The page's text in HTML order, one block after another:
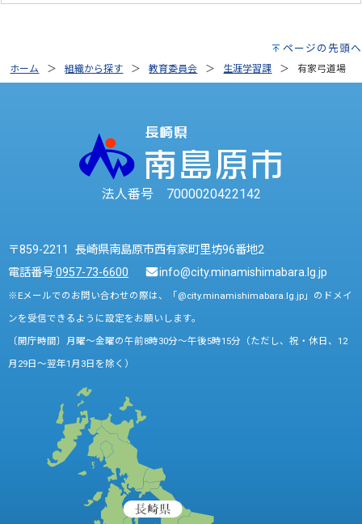
ページの先頭へ
ホーム 組織から探す 教育委員会 生涯学習課 有家弓道場
法人番号 7000020422142
〒859-2211 長崎県南島原市西有家町里坊96番地2
電話番号:0957-73-6600 info@city.minamishimabara.lg.jp
※Eメールでのお問い合わせの際は、「@city.minamishimabara.lg.jp」のドメイ
ンを受信できるように設定をお願いします。
〔開庁時間〕月曜～金曜の午前8時30分～午後5時15分（ただし、祝・休日、12
月29日～翌年1月3日を除く）